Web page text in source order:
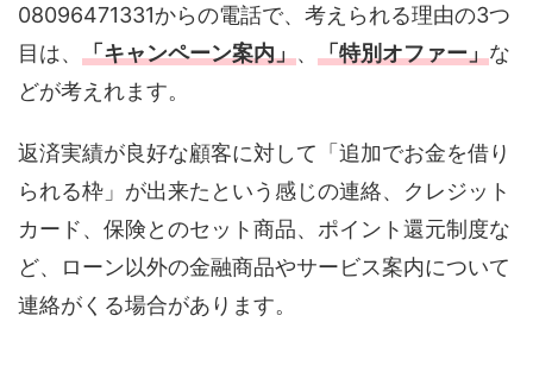
08096471331からの電話で、考えられる理由の3つ
目は、 「キャンペーン案内」、 「特別オファー」な
どが考えれます。
返済実績が良好な顧客に対して「追加でお金を借り
られる枠」が出来たという感じの連絡、クレジット
カード、保険とのセット商品、ポイント還元制度な
ど、ローン以外の金融商品やサービス案内について
連絡がくる場合があります。